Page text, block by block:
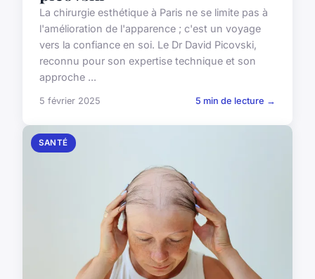
La chirurgie esthétique à Paris ne se limite pas à
l'amélioration de l'apparence ; c'est un voyage
vers la confiance en soi. Le Dr David Picovski,
reconnu pour son expertise technique et son
approche ...
5 février 2025 5 min de lecture →
SANTÉ